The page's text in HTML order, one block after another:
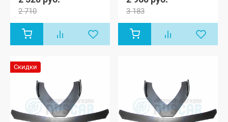
2 710 3 183
Скидки